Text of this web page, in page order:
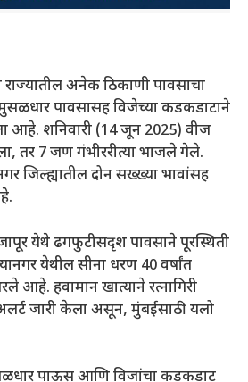
राज्यातील अनेक ठिकाणी पावसाचा
पावसासह विजेच्या कडकडाटाने
आहे. शनिवारी (14 जून 2025) वीज
तर 7 जण गंभीररीत्या भाजले गेले.
जिल्ह्यातील दोन सख्ख्या भावांसह
येथे ढगफुटीसदृश पावसाने पूरस्थिती
येथील सीना धरण 40 वर्षांत
आहे. हवामान खात्याने रत्नागिरी
जारी केला असून, मुंबईसाठी यलो
पाऊस आणि विजांचा कडकडाट